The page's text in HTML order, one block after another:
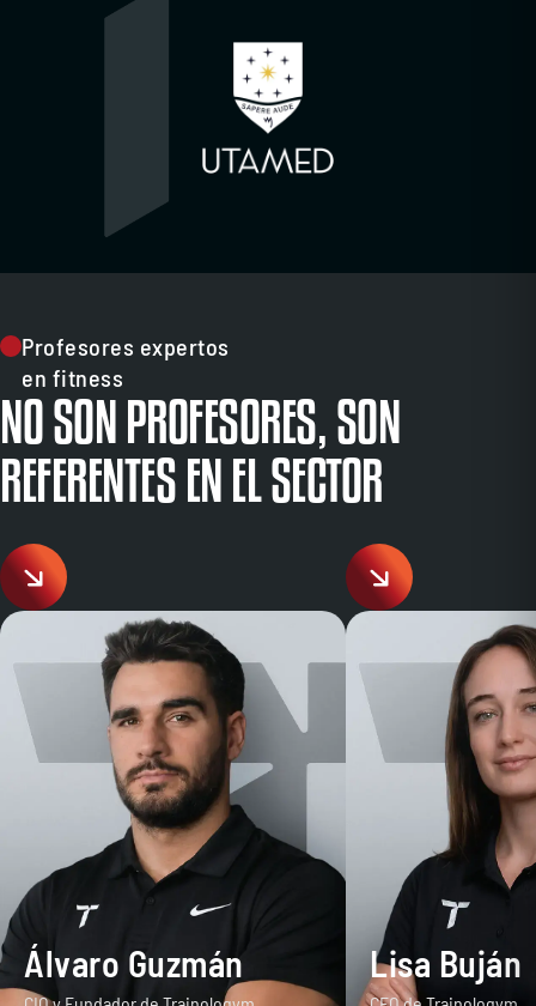
Profesores expertos
en fitness
NO SON PROFESORES, SON
REFERENTES EN EL SECTOR
Álvaro Guzmán Lisa Buján